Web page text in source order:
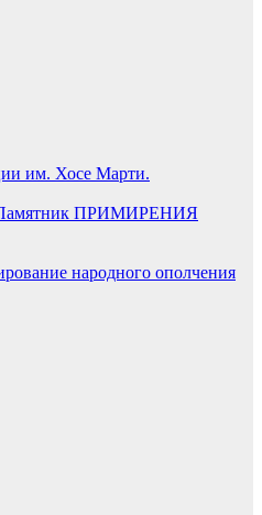
им. Хосе Марти.
ПРИМИРЕНИЯ
народного ополчения